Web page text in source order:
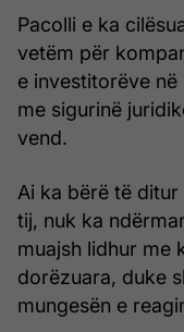
Pacolli e ka
vetëm për
e investitorëve
me sigurinë
vend.
Ai ka bërë të
tij, nuk ka
muajsh lidhur me
dorëzuara, duke
mungesën e